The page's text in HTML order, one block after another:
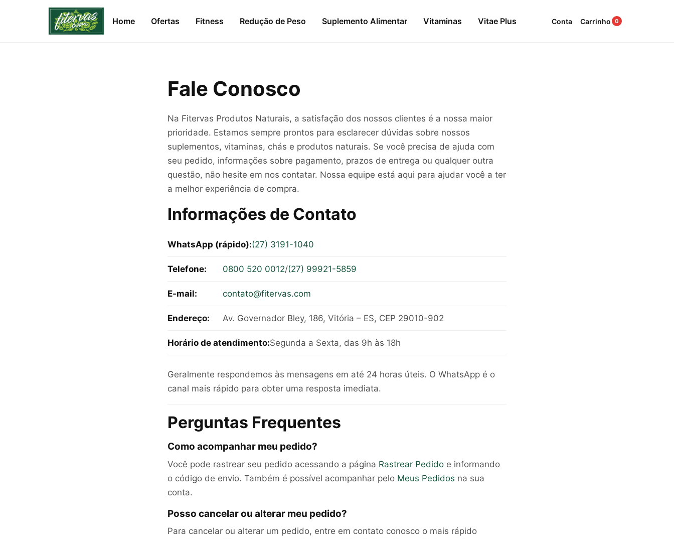
Home Ofertas Fitness Redução de Peso Suplemento Alimentar Vitaminas Vitae Plus Conta Carrinho 0
Fale Conosco
Na Fitervas Produtos Naturais, a satisfação dos nossos clientes é a nossa maior
prioridade. Estamos sempre prontos para esclarecer dúvidas sobre nossos
suplementos, vitaminas, chás e produtos naturais. Se você precisa de ajuda com
seu pedido, informações sobre pagamento, prazos de entrega ou qualquer outra
questão, não hesite em nos contatar. Nossa equipe está aqui para ajudar você a ter
a melhor experiência de compra.
Informações de Contato
WhatsApp (rápido):(27) 3191-1040
Telefone: 0800 520 0012/(27) 99921-5859
E-mail: contato@fitervas.com
Endereço: Av. Governador Bley, 186, Vitória – ES, CEP 29010-902
Horário de atendimento:Segunda a Sexta, das 9h às 18h
Geralmente respondemos às mensagens em até 24 horas úteis. O WhatsApp é o
canal mais rápido para obter uma resposta imediata.
Perguntas Frequentes
Como acompanhar meu pedido?
Você pode rastrear seu pedido acessando a página Rastrear Pedido e informando
o código de envio. Também é possível acompanhar pelo Meus Pedidos na sua
conta.
Posso cancelar ou alterar meu pedido?
Para cancelar ou alterar um pedido, entre em contato conosco o mais rápido